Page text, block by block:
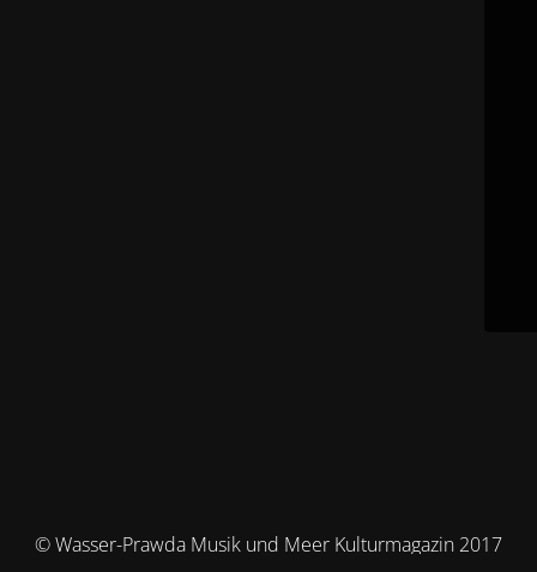
© Wasser-Prawda Musik und Meer Kulturmagazin 2017